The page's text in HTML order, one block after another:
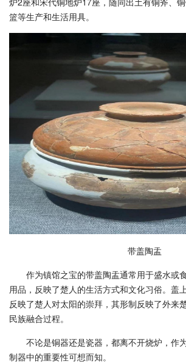
篮等生产和生活用具。
带盖陶盂
作为镇馆之宝的带盖陶盂通常用于盛水或
用品，反映了楚人的生活方式和文化习俗。盖
反映了楚人对太阳的崇拜，其形制反映了外来
民族融合过程。
不论是铜器还是瓷器，都离不开烧炉，作
制器中的重要性可想而知。